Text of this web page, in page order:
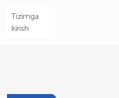
Tizimga
kirish